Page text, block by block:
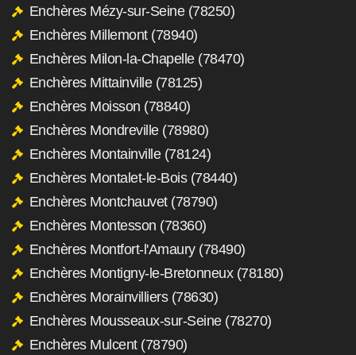
Enchères Mézy-sur-Seine (78250)
Enchères Millemont (78940)
Enchères Milon-la-Chapelle (78470)
Enchères Mittainville (78125)
Enchères Moisson (78840)
Enchères Mondreville (78980)
Enchères Montainville (78124)
Enchères Montalet-le-Bois (78440)
Enchères Montchauvet (78790)
Enchères Montesson (78360)
Enchères Montfort-l'Amaury (78490)
Enchères Montigny-le-Bretonneux (78180)
Enchères Morainvilliers (78630)
Enchères Mousseaux-sur-Seine (78270)
Enchères Mulcent (78790)